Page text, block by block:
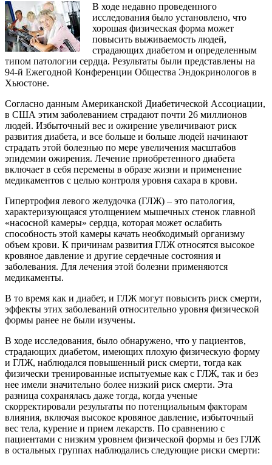
В ходе недавно проведенного
исследования было установлено, что
хорошая физическая форма может
повысить выживаемость людей,
страдающих диабетом и определенным
типом патологии сердца. Результаты были представлены на
94-й Ежегодной Конференции Общества Эндокринологов в
Хьюстоне.
Согласно данным Американской Диабетической Ассоциации,
в США этим заболеванием страдают почти 26 миллионов
людей. Избыточный вес и ожирение увеличивают риск
развития диабета, и все больше и больше людей начинают
страдать этой болезнью по мере увеличения масштабов
эпидемии ожирения. Лечение приобретенного диабета
включает в себя перемены в образе жизни и применение
медикаментов с целью контроля уровня сахара в крови.
Гипертрофия левого желудочка (ГЛЖ) – это патология,
характеризующаяся утолщением мышечных стенок главной
«насосной камеры» сердца, которая может ослабить
способность этой камеры качать необходимый организму
объем крови. К причинам развития ГЛЖ относятся высокое
кровяное давление и другие сердечные состояния и
заболевания. Для лечения этой болезни применяются
медикаменты.
В то время как и диабет, и ГЛЖ могут повысить риск смерти,
эффекты этих заболеваний относительно уровня физической
формы ранее не были изучены.
В ходе исследования, было обнаружено, что у пациентов,
страдающих диабетом, имеющих плохую физическую форму
и ГЛЖ, наблюдался повышенный риск смерти, тогда как
физически тренированные испытуемые как с ГЛЖ, так и без
нее имели значительно более низкий риск смерти. Эта
разница сохранялась даже тогда, когда ученые
скорректировали результаты по потенциальным факторам
влияния, включая высокое кровяное давление, избыточный
вес тела, курение и прием лекарств. По сравнению с
пациентами с низким уровнем физической формы и без ГЛЖ
в остальных группах наблюдались следующие риски смерти: